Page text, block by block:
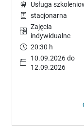
Usługa
stacjonarna
Zajęcia
indywidualne
20:30 h
10.09.2026 do
12.09.2026